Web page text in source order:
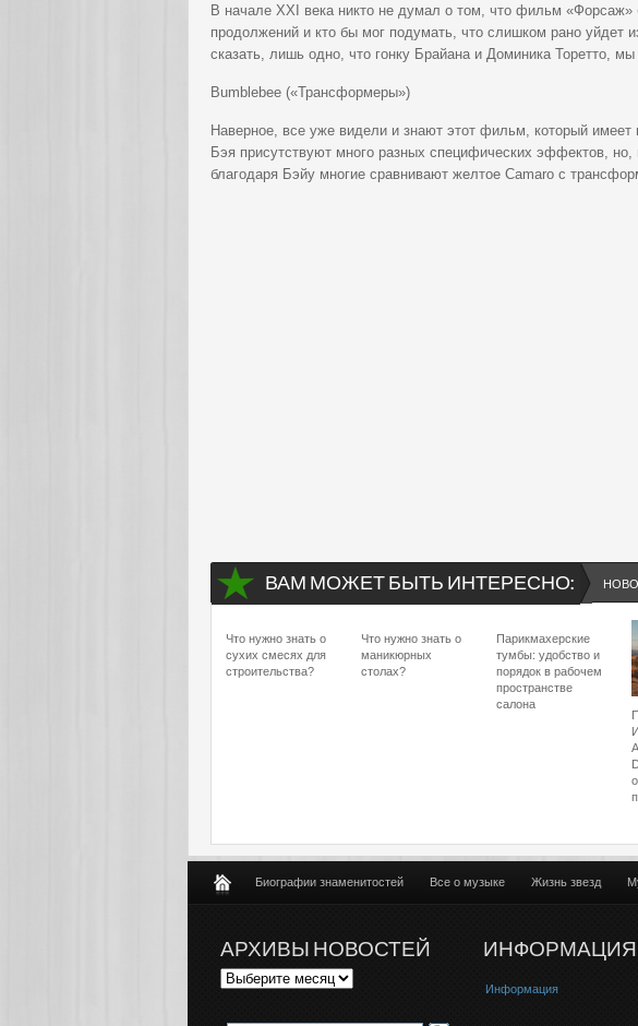
В начале XXI века никто не думал о том, что фильм «Форсаж»
продолжений и кто бы мог подумать, что слишком рано уйдет
сказать, лишь одно, что гонку Брайана и Доминика Торетто,
Bumblebee («Трансформеры»)
Наверное, все уже видели и знают этот фильм, который
Бэя присутствуют много разных специфических эффектов,
благодаря Бэйу многие сравнивают желтое Camaro с
ВАМ МОЖЕТ БЫТЬ ИНТЕРЕСНО:
Что нужно знать о
сухих смесях для
строительства?
Что нужно знать о
маникюрных
столах?
Парикмахерские
тумбы: удобство и
порядок в рабочем
пространстве
салона
Биографии знаменитостей Все о музыке Жизнь звезд
АРХИВЫ НОВОСТЕЙ ИНФОРМАЦИЯ
Информация